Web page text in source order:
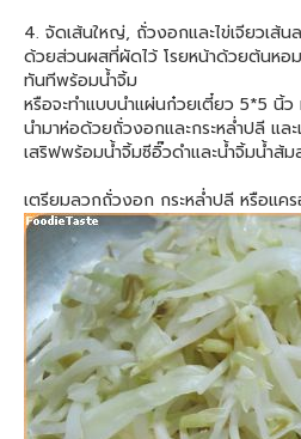
4. จัดเส้นใหญ่, ถั่วงอกและไข่เจียวเส้
ด้วยส่วนผสที่ผัดไว้ โรยหน้าด้วยต้นหอม
ทันทีพร้อมน้ำจิ้ม
หรือจะทำแบบนำแผ่นก๋วยเตี๋ยว 5*5 นิ้
นำมาห่อด้วยถั่วงอกและกระหล่ำปลี และ
เสริฟพร้อมน้ำจิ้มซีอิ๊วดำและน้ำจิ้มน้ำส้ม
เตรียมลวกถั่วงอก กระหล่ำปลี หรือแค